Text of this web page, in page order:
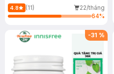
4.8 (11)
22/tháng
64%
-31 %